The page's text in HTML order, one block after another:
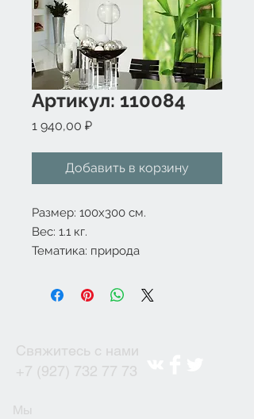
Артикул: 110084
1 940,00 ₽Цена
Добавить в корзину
Размер: 100x300 см.
Вес: 1.1 кг.
Тематика: природа
Свяжитесь с нами
+7 (927) 732 77 73
Мы